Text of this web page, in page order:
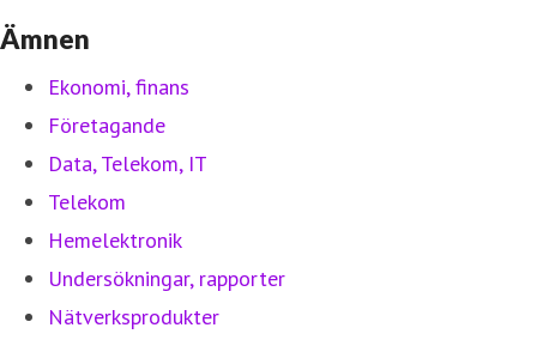
Ämnen
Ekonomi, finans
Företagande
Data, Telekom, IT
Telekom
Hemelektronik
Undersökningar, rapporter
Nätverksprodukter